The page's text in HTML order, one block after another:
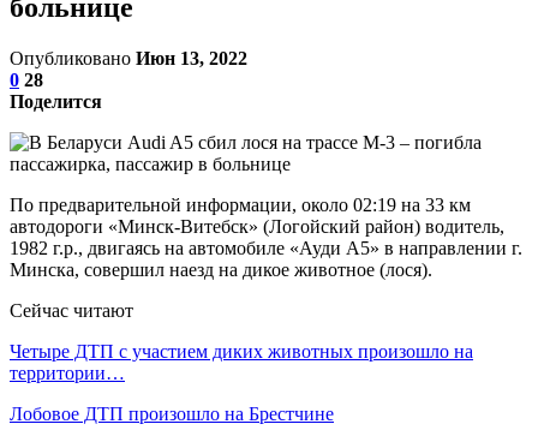
больнице
Опубликовано Июн 13, 2022
0 28
Поделится
По предварительной информации, около 02:19 на 33 км
автодороги «Минск-Витебск» (Логойский район) водитель,
1982 г.р., двигаясь на автомобиле «Ауди А5» в направлении г.
Минска, совершил наезд на дикое животное (лося).
Сейчас читают
Четыре ДТП с участием диких животных произошло на
территории…
Лобовое ДТП произошло на Брестчине